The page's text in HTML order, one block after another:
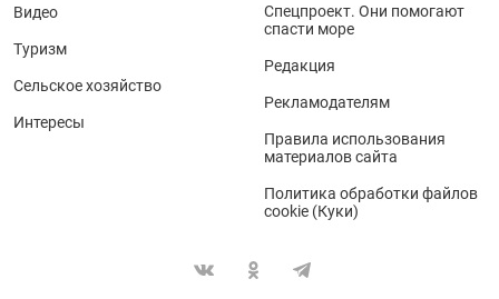
Видео
Туризм
Сельское хозяйство
Интересы
Спецпроект. Они помогают
спасти море
Редакция
Рекламодателям
Правила использования
материалов сайта
Политика обработки файлов
cookie (Куки)